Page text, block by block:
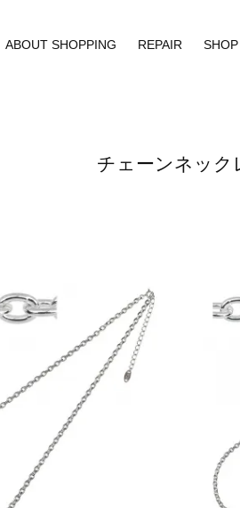
ABOUT SHOPPING REPAIR SHOP
チェーンネック